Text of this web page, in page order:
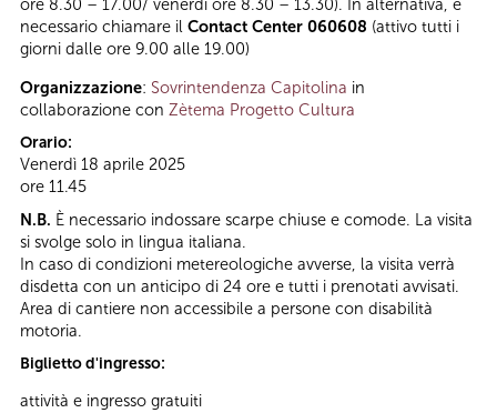
ore 8.30 – 17.00/ venerdì ore 8.30 – 13.30). In alternativa, è
necessario chiamare il Contact Center 060608 (attivo tutti i
giorni dalle ore 9.00 alle 19.00)
Organizzazione: Sovrintendenza Capitolina in
collaborazione con Zètema Progetto Cultura
Orario:
Venerdì 18 aprile 2025
ore 11.45
N.B. È necessario indossare scarpe chiuse e comode. La visita
si svolge solo in lingua italiana.
In caso di condizioni metereologiche avverse, la visita verrà
disdetta con un anticipo di 24 ore e tutti i prenotati avvisati.
Area di cantiere non accessibile a persone con disabilità
motoria.
Biglietto d'ingresso:
attività e ingresso gratuiti